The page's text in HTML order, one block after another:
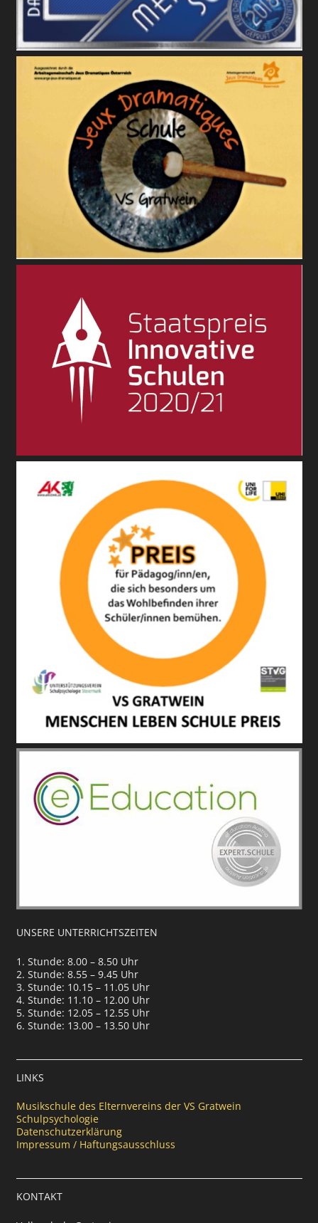
UNSERE UNTERRICHTSZEITEN
1. Stunde: 8.00 – 8.50 Uhr
2. Stunde: 8.55 – 9.45 Uhr
3. Stunde: 10.15 – 11.05 Uhr
4. Stunde: 11.10 – 12.00 Uhr
5. Stunde: 12.05 – 12.55 Uhr
6. Stunde: 13.00 – 13.50 Uhr
LINKS
Musikschule des Elternvereins der VS Gratwein
Schulpsychologie
Datenschutzerklärung
Impressum / Haftungsausschluss
KONTAKT